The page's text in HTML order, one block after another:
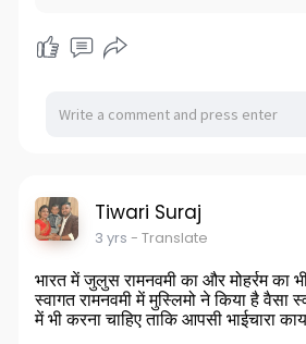
Tiwari Suraj
3 yrs - Translate
भारत में जुलुस रामनवमी का और मोहर्रम का
स्वागत रामनवमी में मुस्लिमो ने किया है वैसा
में भी करना चाहिए ताकि आपसी भाईचारा